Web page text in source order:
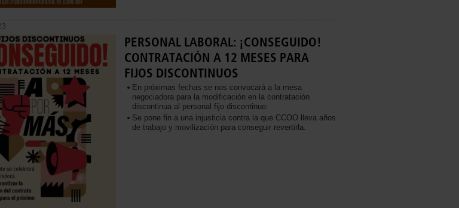
PERSONAL LABORAL: ¡CONSEGUIDO!
CONTRATACIÓN A 12 MESES PARA
FIJOS DISCONTINUOS
En próximas fechas se nos convocará a la mesa
negociadora para la modificación en la contratación
discontinua al personal fijo discontinuo.
Se pone fin a una injusticia contra la que CCOO lleva años
de trabajo y movilización para conseguir revertirla.